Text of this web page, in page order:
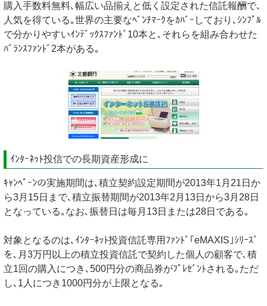
購入手数料無料､幅広い品揃えと低く設定された信託報酬で､
人気を得ている｡世界の主要なﾍﾞﾝﾁﾏｰｸをｶﾊﾞｰしており､ｼﾝﾌﾟﾙ
で分かりやすいｲﾝﾃﾞｯｸｽﾌｧﾝﾄﾞ10本と､それらを組み合わせた
ﾊﾞﾗﾝｽﾌｧﾝﾄﾞ2本がある｡
ｲﾝﾀｰﾈｯﾄ投信での長期資産形成に
ｷｬﾝﾍﾟｰﾝの実施期間は､積立契約設定期間が2013年1月21日か
ら3月15日まで､積立振替期間が2013年2月13日から3月28日
となっている｡なお､振替日は毎月13日または28日である｡
対象となるのは､ｲﾝﾀｰﾈｯﾄ投資信託専用ﾌｧﾝﾄﾞ｢eMAXIS｣ｼﾘｰｽﾞ
を､月3万円以上の積立投資信託で契約した個人の顧客で､積
立1回の購入につき､500円分の商品券がﾌﾟﾚｾﾞﾝﾄされる｡ただ
し､1人につき1000円分が上限となる｡